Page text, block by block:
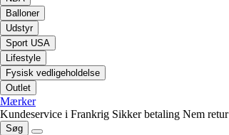
Balloner
Udstyr
Sport USA
Lifestyle
Fysisk vedligeholdelse
Outlet
Mærker
Kundeservice i Frankrig Sikker betaling Nem retur
Søg